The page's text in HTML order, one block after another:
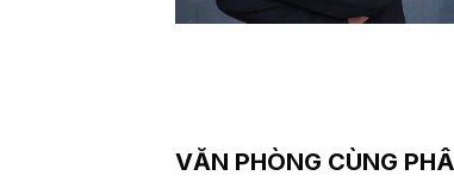
VĂN PHÒNG CÙNG